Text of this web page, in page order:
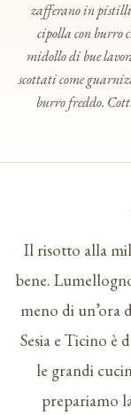
zafferano in pistilli
cipolla con burro
midollo di bue
scottati come
burro freddo.
Il risotto alla
bene.
meno di un’ora
Sesia e Ticino è
le grandi
prepariamo